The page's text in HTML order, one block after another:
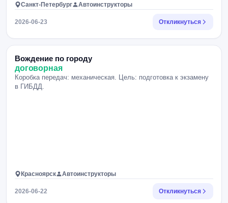
Санкт-Петербург Автоинструкторы
2026-06-23 Откликнуться
Вождение по городу
договорная
Коробка передач: механическая. Цель: подготовка к экзамену
в ГИБДД.
Красноярск Автоинструкторы
2026-06-22 Откликнуться